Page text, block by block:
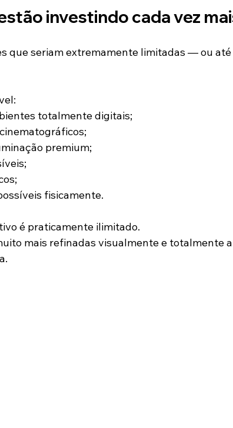
investindo cada vez
que seriam extremamente limitadas — ou
totalmente digitais;
premium;
fisicamente.
é praticamente ilimitado.
mais refinadas visualmente e totalmente